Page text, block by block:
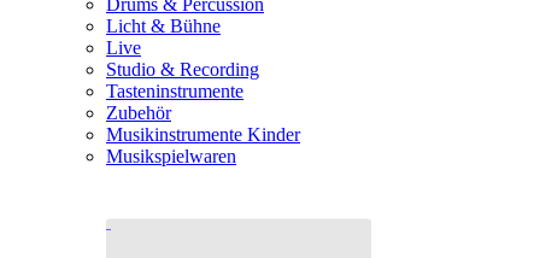
Drums & Percussion
Licht & Bühne
Live
Studio & Recording
Tasteninstrumente
Zubehör
Musikinstrumente Kinder
Musikspielwaren